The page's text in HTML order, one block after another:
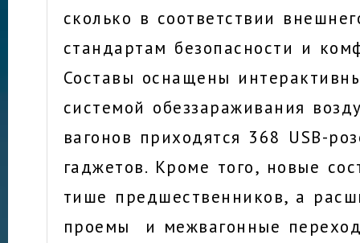
сколько в соответствии
стандартам безопасности и
Составы оснащены
системой обеззараживания
вагонов приходятся 368 USB-
гаджетов. Кроме того, новые
тише предшественников, а
проемы и межвагонные